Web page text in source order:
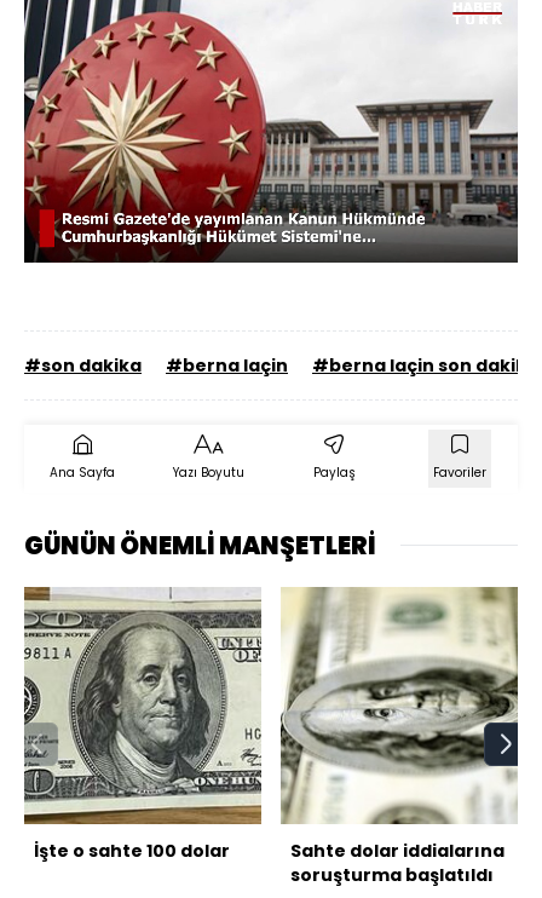
Sesi
Aç
Yüklendi
32.87%
Oynatma
Hızı
#son dakika #berna laçin #berna laçin son dakika
Ana Sayfa Yazı Boyutu Paylaş Favoriler
GÜNÜN ÖNEMLİ MANŞETLERİ
İşte o sahte 100 dolar
Sahte dolar iddialarına
soruşturma başlatıldı